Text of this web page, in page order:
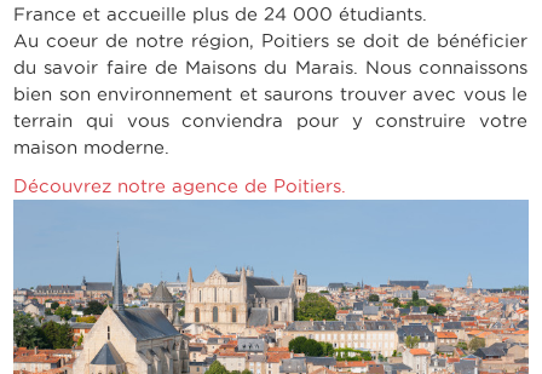
France et accueille plus de 24 000 étudiants.
Au coeur de notre région, Poitiers se doit de bénéficier
du savoir faire de Maisons du Marais. Nous connaissons
bien son environnement et saurons trouver avec vous le
terrain qui vous conviendra pour y construire votre
maison moderne.
Découvrez notre agence de Poitiers.